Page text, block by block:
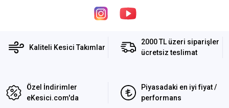
Kaliteli Kesici Takımlar
2000 TL üzeri siparişler
ücretsiz teslimat
Özel İndirimler
eKesici.com'da
Piyasadaki en iyi fiyat /
performans